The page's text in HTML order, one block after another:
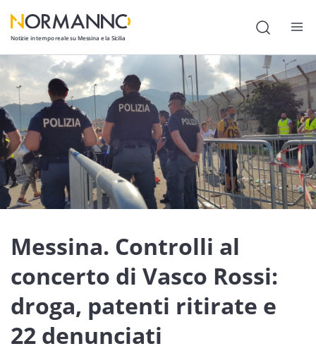
Notizie in tempo reale su Messina e la Sicilia
Attualità
Cronaca
Politica
Cultura
Lavoro
Società
Economia
Sport
Sicilia
Messina. Controlli al
concerto di Vasco Rossi:
droga, patenti ritirate e
22 denunciati